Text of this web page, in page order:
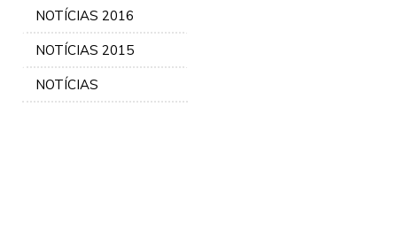
NOTÍCIAS 2016
NOTÍCIAS 2015
NOTÍCIAS